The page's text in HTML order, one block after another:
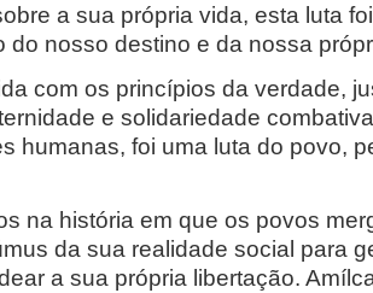
a sua própria vida, esta luta
do nosso destino e da nossa
com os princípios da verdade,
e solidariedade
humanas, foi uma luta do povo,
na história em que os povos
da sua realidade social para
a sua própria libertação.